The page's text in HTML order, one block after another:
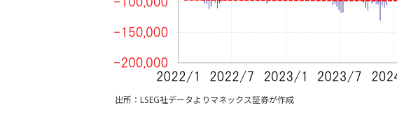
出所：LSEG社データよりマネックス証券が作成